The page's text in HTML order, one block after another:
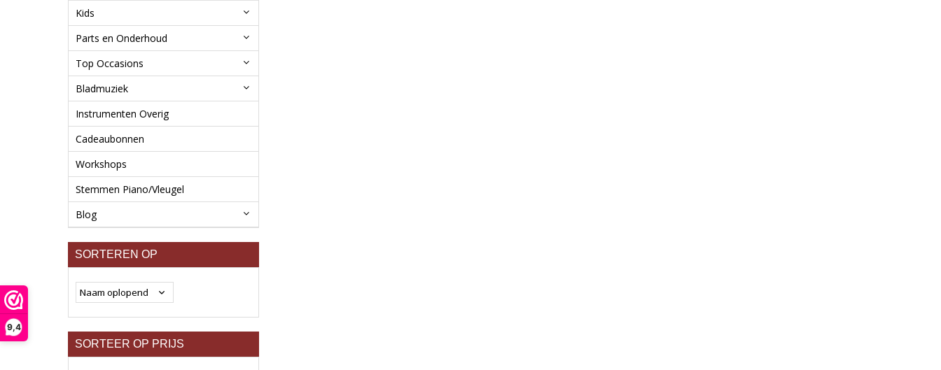
9,4
Kids
Parts en Onderhoud
Top Occasions
Bladmuziek
Instrumenten Overig
Cadeaubonnen
Workshops
Stemmen Piano/Vleugel
Blog
SORTEREN OP
SORTEER OP PRIJS